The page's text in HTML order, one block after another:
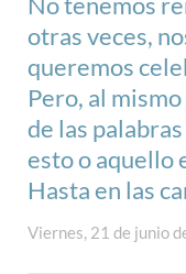
otras veces,
queremos
Pero, al
de las
esto o aquello
Hasta en las
Viernes, 21 de junio